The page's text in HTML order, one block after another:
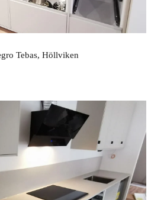
Tebas, Höllviken